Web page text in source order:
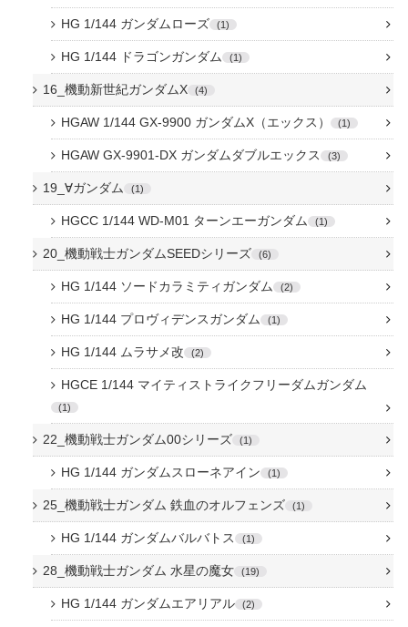
HG 1/144 ガンダムローズ 1
HG 1/144 ドラゴンガンダム 1
16_機動新世紀ガンダムX 4
HGAW 1/144 GX-9900 ガンダムX（エックス） 1
HGAW GX-9901-DX ガンダムダブルエックス 3
19_∀ガンダム 1
HGCC 1/144 WD-M01 ターンエーガンダム 1
20_機動戦士ガンダムSEEDシリーズ 6
HG 1/144 ソードカラミティガンダム 2
HG 1/144 プロヴィデンスガンダム 1
HG 1/144 ムラサメ改 2
HGCE 1/144 マイティストライクフリーダムガンダム
1
22_機動戦士ガンダム00シリーズ 1
HG 1/144 ガンダムスローネアイン 1
25_機動戦士ガンダム 鉄血のオルフェンズ 1
HG 1/144 ガンダムバルバトス 1
28_機動戦士ガンダム 水星の魔女 19
HG 1/144 ガンダムエアリアル 2